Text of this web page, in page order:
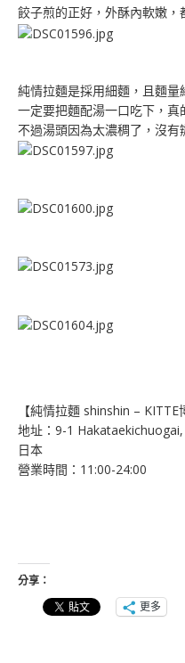
餃子煎的正好，外酥內軟嫩
純情拉麵是採用細麵，且麵量
一定要把麵配湯一口吃下，真
不過湯頭因為太濃稠了，沒
【純情拉麵 shinshin – KITTE
地址：9-1
日本
營業時間：11:00-24:00
分享：
更多